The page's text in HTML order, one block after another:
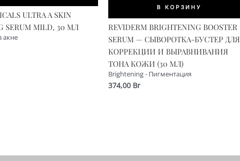
ULTRA A SKIN
SERUM MILD, 30 МЛ
акне
В КОРЗИНУ
REVIDERM BRIGHTENING BOOSTER
SERUM — СЫВОРОТКА-БУСТЕР ДЛЯ
КОРРЕКЦИИ И ВЫРАВНИВАНИЯ
ТОНА КОЖИ (30 МЛ)
Brightening - Пигментация
374,00 Br